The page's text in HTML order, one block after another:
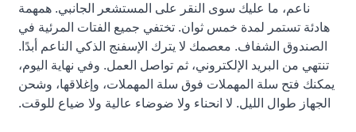
ناعم، ما عليك سوى النقر على المستشعر الجانبي. همهمة
هادئة تستمر لمدة خمس ثوان. تختفي جميع الفتات المرئية في
الصندوق الشفاف. معصمك لا يترك الإسفنج الذكي الناعم أبدًا.
تنتهي من البريد الإلكتروني، ثم تواصل العمل. وفي نهاية اليوم،
يمكنك فتح سلة المهملات فوق سلة المهملات، وإغلاقها، وشحن
الجهاز طوال الليل. لا انحناء ولا ضوضاء عالية ولا ضياع للوقت.